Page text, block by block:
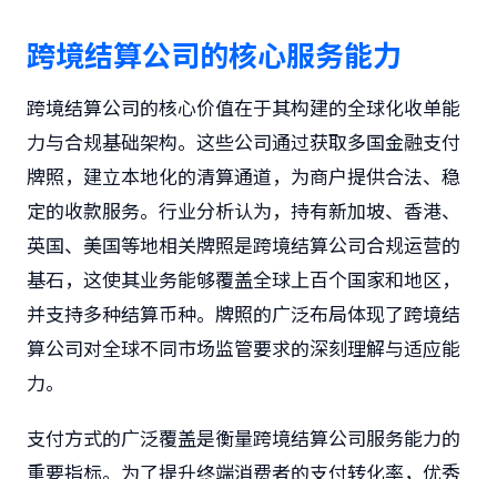
跨境结算公司的核心服务能力
跨境结算公司的核心价值在于其构建的全球化收单能
力与合规基础架构。这些公司通过获取多国金融支付
牌照，建立本地化的清算通道，为商户提供合法、稳
定的收款服务。行业分析认为，持有新加坡、香港、
英国、美国等地相关牌照是跨境结算公司合规运营的
基石，这使其业务能够覆盖全球上百个国家和地区，
并支持多种结算币种。牌照的广泛布局体现了跨境结
算公司对全球不同市场监管要求的深刻理解与适应能
力。
支付方式的广泛覆盖是衡量跨境结算公司服务能力的
重要指标。为了提升终端消费者的支付转化率，优秀